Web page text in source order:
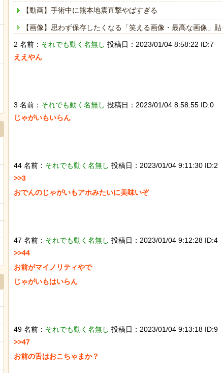
【動画】手術中に熊本地震直撃やばすぎる
【画像】思わず保存したくなる「笑える画像・最高な画像」
海外「日本人はなんて気高いんだ！」 英高級紙も驚愕した極
ヒーローのサバイバルアクション Siege Survivors
Powered by livedoor 相互RSS
2 名前： それでも動く名無し 投稿日：2023/01/04 8:58:22 ID:7
ええやん
3 名前： それでも動く名無し 投稿日：2023/01/04 8:58:55 ID:0
じゃがいもいらん
44 名前： それでも動く名無し 投稿日：2023/01/04 9:11:30 ID:2
>>3
おでんのじゃがいもアホみたいに美味いぞ
47 名前： それでも動く名無し 投稿日：2023/01/04 9:12:28 ID:4
>>44
お前がマイノリティやで
じゃがいもはいらん
49 名前： それでも動く名無し 投稿日：2023/01/04 9:13:18 ID:9
>>47
お前の舌はおこちゃまか？